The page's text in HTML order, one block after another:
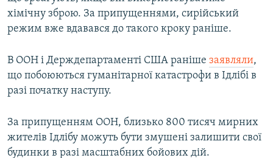
хімічну зброю. За припущеннями, сирійський
режим вже вдавався до такого кроку раніше.
В ООН і Держдепартаменті США раніше заявляли,
що побоюються гуманітарної катастрофи в Ідлібі в
разі початку наступу.
За припущенням ООН, близько 800 тисяч мирних
жителів Ідлібу можуть бути змушені залишити свої
будинки в разі масштабних бойових дій.